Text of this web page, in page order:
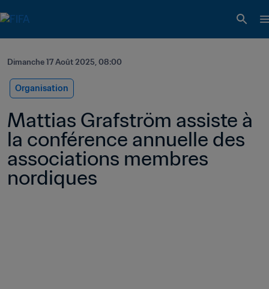
Dimanche 17 Août 2025, 08:00
Organisation
Mattias Grafström assiste à
la conférence annuelle des
associations membres
nordiques